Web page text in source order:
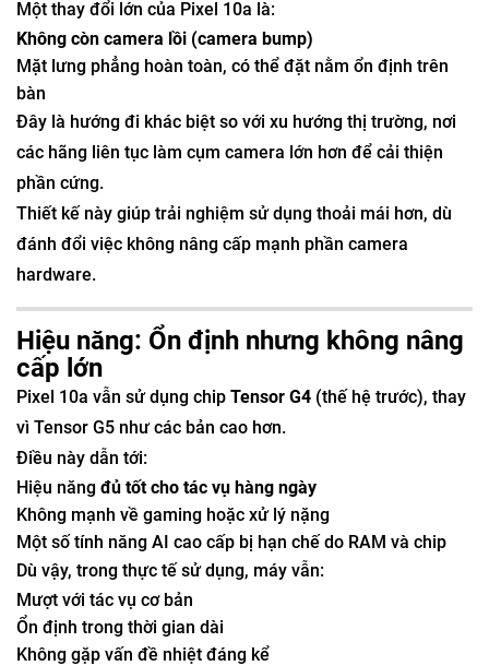
Một thay đổi lớn của Pixel 10a là:
Không còn camera lồi (camera bump)
Mặt lưng phẳng hoàn toàn, có thể đặt nằm ổn định trên
bàn
Đây là hướng đi khác biệt so với xu hướng thị trường, nơi
các hãng liên tục làm cụm camera lớn hơn để cải thiện
phần cứng.
Thiết kế này giúp trải nghiệm sử dụng thoải mái hơn, dù
đánh đổi việc không nâng cấp mạnh phần camera
hardware.
Hiệu năng: Ổn định nhưng không nâng
cấp lớn
Pixel 10a vẫn sử dụng chip Tensor G4 (thế hệ trước), thay
vì Tensor G5 như các bản cao hơn.
Điều này dẫn tới:
Hiệu năng đủ tốt cho tác vụ hàng ngày
Không mạnh về gaming hoặc xử lý nặng
Một số tính năng AI cao cấp bị hạn chế do RAM và chip
Dù vậy, trong thực tế sử dụng, máy vẫn:
Mượt với tác vụ cơ bản
Ổn định trong thời gian dài
Không gặp vấn đề nhiệt đáng kể